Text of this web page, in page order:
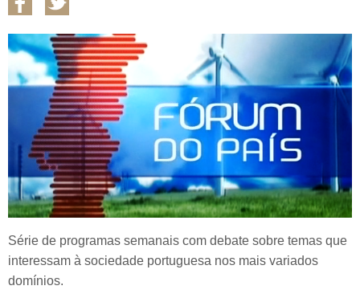
Série de programas semanais com debate sobre temas que
interessam à sociedade portuguesa nos mais variados
domínios.